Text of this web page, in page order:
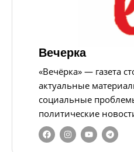
Вечерка
«Вечёрка» — газета
актуальные
социальные
политические